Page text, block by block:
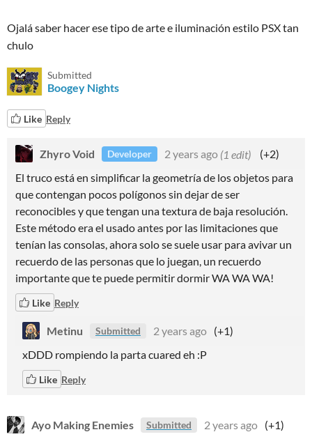
Ojalá saber hacer ese tipo de arte e iluminación estilo PSX tan
chulo
Submitted
Boogey Nights
Like Reply
Zhyro Void Developer 2 years ago (1 edit)
(+2)
El truco está en simplificar la geometría de los objetos para
que contengan pocos polígonos sin dejar de ser
reconocibles y que tengan una textura de baja resolución.
Este método era el usado antes por las limitaciones que
tenían las consolas, ahora solo se suele usar para avivar un
recuerdo de las personas que lo juegan, un recuerdo
importante que te puede permitir dormir WA WA WA!
Like Reply
Metinu Submitted 2 years ago (+1)
xDDD rompiendo la parta cuared eh :P
Like Reply
Ayo Making Enemies Submitted 2 years ago (+1)